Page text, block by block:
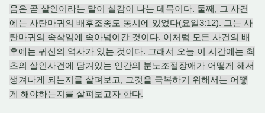
움은 곧 살인이라는 말이 실감이 나는 데목이다. 둘째, 그 사건
에는 사탄마귀의 배후조종도 동시에 있었다(요일3:12). 그는 사
탄마귀의 속삭임에 속아넘어간 것이다. 이처럼 모든 사건의 배
후에는 귀신의 역사가 있는 것이다. 그래서 오늘 이 시간에는 최
초의 살인사건에 담겨있는 인간의 분노조절장애가 어떻게 해서
생겨나게 되는지를 살펴보고, 그것을 극복하기 위해서는 어떻
게 해야하는지를 살펴보고자 한다.